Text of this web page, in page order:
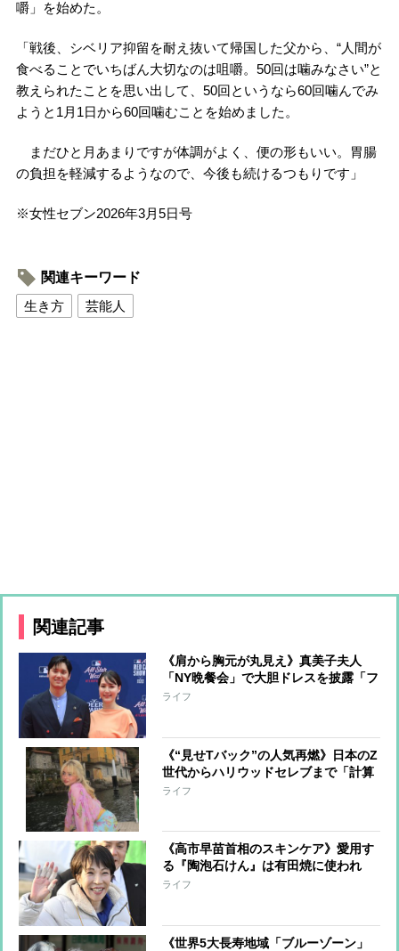
嚼」を始めた。
「戦後、シベリア抑留を耐え抜いて帰国した父から、“人間が
食べることでいちばん大切なのは咀嚼。50回は噛みなさい”と
教えられたことを思い出して、50回というなら60回噛んでみ
ようと1月1日から60回噛むことを始めました。
まだひと月あまりですが体調がよく、便の形もいい。胃腸
の負担を軽減するようなので、今後も続けるつもりです」
※女性セブン2026年3月5日号
関連キーワード
生き方
芸能人
関連記事
《肩から胸元が丸見え》真美子夫人
「NY晩餐会」で大胆ドレスを披露「フ
ァッションアイコンぶり」が止まらな
ライフ
《“見せTバック”の人気再燃》日本のZ
世代からハリウッドセレブまで「計算
して見せる」あざとくないY2Kファッ
ライフ
《高市早苗首相のスキンケア》愛用す
る『陶泡石けん』は有田焼に使われ
る“陶土”が原材料 陶土の粘着力が毛
ライフ
《世界5大長寿地域「ブルーゾーン」